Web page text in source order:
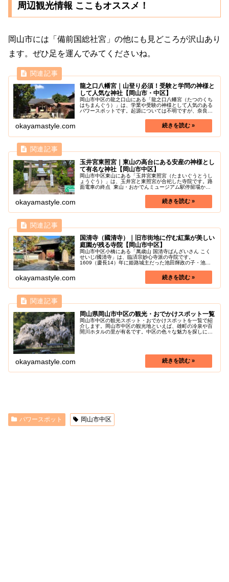
周辺観光情報 ここもオススメ！
岡山市には「備前国総社宮」の他にも見どころが沢山あり
ます。ぜひ足を運んでみてくださいね。
龍之口八幡宮｜山登り必須！受験と学問の神様と
して人気な神社【岡山市・中区】
岡山市中区の龍之口山にある「龍之口八幡宮（たつのくち
はちまんぐう）」は、学業や受験の神様として人気のある
パワースポットです。起源については不明ですが、奈良時
です。一時廃社状態になりましたが...
okayamastyle.com
玉井宮東照宮｜東山の高台にある安産の神様とし
て有名な神社【岡山市中区】
岡山市中区東山にある「玉井宮東照宮（たまいぐうとうし
ょうぐう）」は、玉井宮と東照宮が合祀した寺院です。路
面電車の終点 東山・おかでんミュージアム駅停留場から
okayamastyle.com
国清寺（國清寺）｜旧市街地に佇む紅葉が美しい
庭園が残る寺院【岡山市中区】
岡山市中区小橋にある「萬歳山 国清寺ばんざいさん こく
せいじ/國清寺」は、臨済宗妙心寺派の寺院です。
1609（慶長14）年に姫路城主だった池田輝政の子・池田
た。その後池田利隆の異母弟・池田忠...
okayamastyle.com
岡山県岡山市中区の観光・おでかけスポット一覧
岡山市中区の観光スポット・おでかけスポットを一覧で紹
介します。岡山市中区の観光地といえば、雄町の冷泉や百
間川ホタルの里が有名です。中区の色々な魅力を探しに行
okayamastyle.com
パワースポット 岡山市中区